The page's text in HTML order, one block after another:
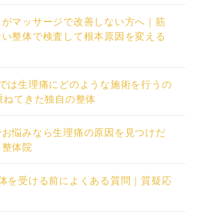
マッサージで改善しない方へ｜筋
整体で検査して根本原因を変える
は生理痛にどのような施術を行うの
てきた独自の整体
悩みなら生理痛の原因を見つけだ
体院
を受ける前によくある質問｜質疑応